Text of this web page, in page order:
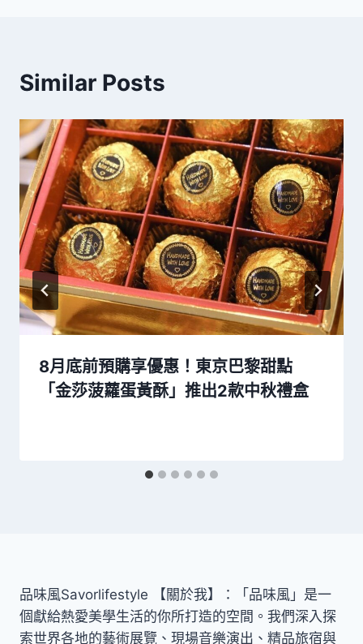
Similar Posts
8月底前預購享優惠！東京巴黎甜點
「金莎菠蘿蛋黃酥」推出2款中秋禮盒
品味風Savorlifestyle 【關於我】：「品味風」是一
個獻給熱愛美學生活的你所打造的空間。我們深入探
索世界各地的藝術展覽、現場音樂演出、精品旅宿與